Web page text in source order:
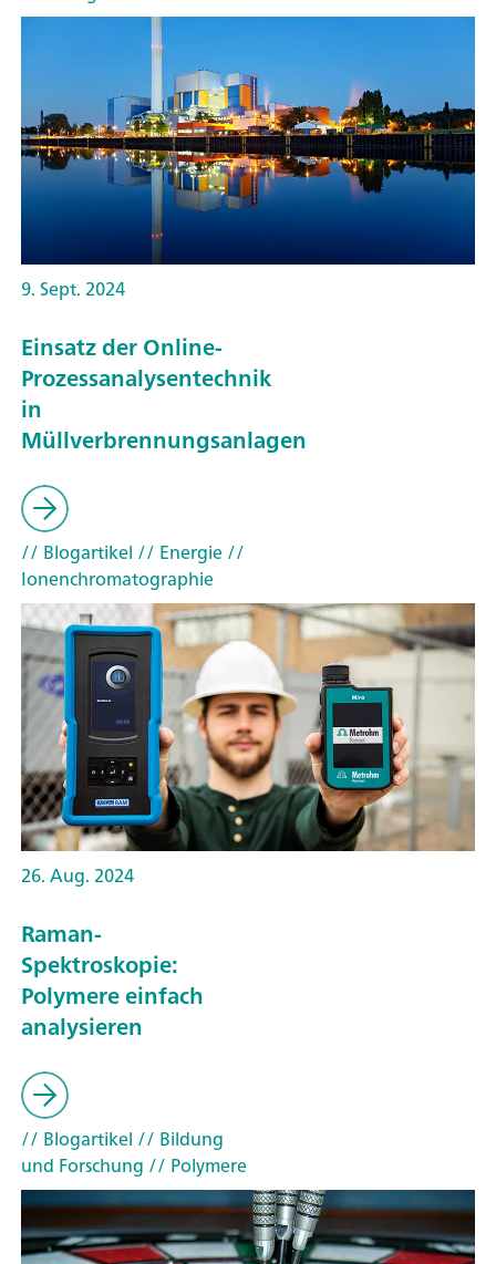
9. Sept. 2024
Einsatz der Online-
Prozessanalysentechnik
in
Müllverbrennungsanlagen
// Blogartikel // Energie//
Ionenchromatographie
26. Aug. 2024
Raman-
Spektroskopie:
Polymere einfach
analysieren
// Blogartikel // Bildung
und Forschung // Polymere